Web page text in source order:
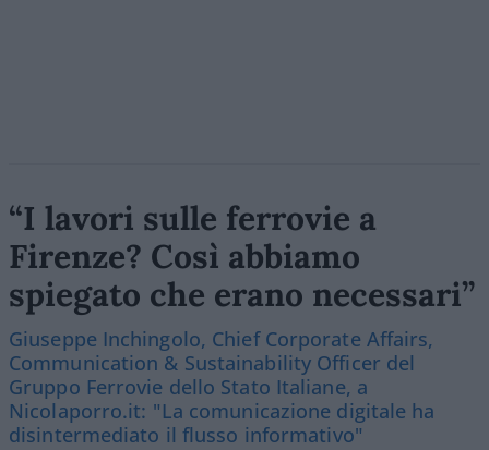
“I lavori sulle ferrovie a
Firenze? Così abbiamo
spiegato che erano necessari”
Giuseppe Inchingolo, Chief Corporate Affairs,
Communication & Sustainability Officer del
Gruppo Ferrovie dello Stato Italiane, a
Nicolaporro.it: "La comunicazione digitale ha
disintermediato il flusso informativo"